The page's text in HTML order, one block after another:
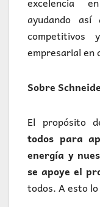
ayudando
empresarial en
Sobre
El propósito
todos para
energía y
se apoye el
todos. A esto